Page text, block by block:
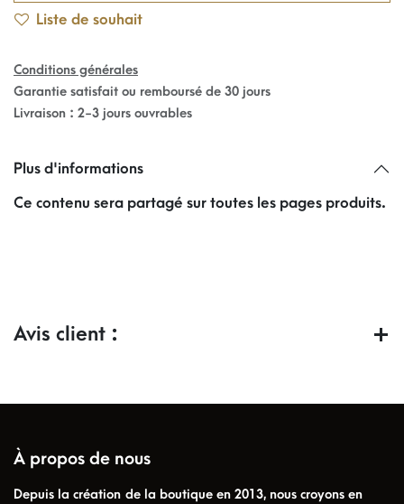
Liste de souhait
Conditions générales
Garantie satisfait ou remboursé de 30 jours
Livraison : 2-3 jours ouvrables
Plus d'informations
Ce contenu sera partagé sur toutes les pages produits.
Avis client :
À propos de nous
Depuis la création de la boutique en 2013, nous croyons en